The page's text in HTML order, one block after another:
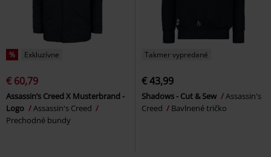
% Exkluzívne
€ 60,79
Assassin’s Creed X Musterbrand -
Logo
Assassin's Creed
Prechodné bundy
Takmer vypredané
€ 43,99
Shadows - Cut & Sew
Assassin's
Creed
Bavlnené tričko